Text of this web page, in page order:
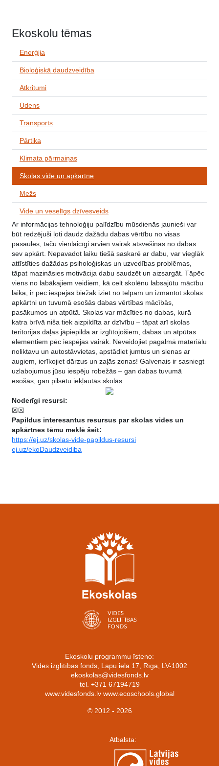
Ekoskolu tēmas
Enerģija
Bioloģiskā daudzveidība
Atkritumi
Ūdens
Transports
Pārtika
Klimata pārmaiņas
Skolas vide un apkārtne
Mežs
Vide un veselīgs dzīvesveids
Ar informācijas tehnoloģiju palīdzību mūsdienās jaunieši var
būt redzējuši ļoti daudz dažādu dabas vērtību no visas
pasaules, taču vienlaicīgi arvien vairāk atsvešinās no dabas
sev apkārt. Nepavadot laiku tiešā saskarē ar dabu, var vieglāk
attīstīties dažādas psiholoģiskas un uzvedības problēmas,
tāpat mazināsies motivācija dabu saudzēt un aizsargāt. Tāpēc
viens no labākajiem veidiem, kā celt skolēnu labsajūtu mācību
laikā, ir pēc iespējas biežāk iziet no telpām un izmantot skolas
apkārtni un tuvumā esošās dabas vērtības mācībās,
pasākumos un atpūtā. Skolas var mācīties no dabas, kurā
katra brīvā niša tiek aizpildīta ar dzīvību – tāpat arī skolas
teritorijas daļas jāpiepilda ar izglītojošiem, dabas un atpūtas
elementiem pēc iespējas vairāk. Neveidojiet pagalmā materiālu
noliktavu un autostāvvietas, apstādiet jumtus un sienas ar
augiem, ierīkojiet dārzus un zaļās zonas! Galvenais ir sasniegt
uzlabojumus jūsu iespēju robežās – gan dabas tuvumā
esošās, gan pilsētu iekļautās skolās.
Noderīgi resursi:
☒ ☒
Papildus interesantus resursus par skolas vides un
apkārtnes tēmu meklē šeit:
https://ej.uz/skolas-vide-papildus-resursi
ej.uz/ekoDaudzveidiba
Ekoskolu programmu īsteno:
Vides izglītības fonds, Lapu iela 17, Rīga, LV-1002
ekoskolas@videsfonds.lv
tel. +371 67194719
www.videsfonds.lv www.ecoschools.global
© 2012 - 2026
Atbalsta: